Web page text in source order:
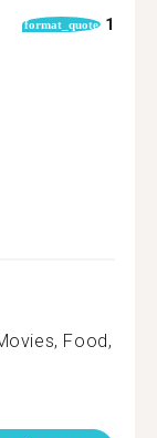
format_quote 1
Food,